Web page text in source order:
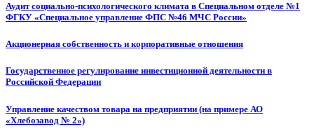
Аудит социально-психологического климата в Специальном отделе №1
ФГКУ «Специальное управление ФПС №46 МЧС России»
Акционерная собственность и корпоративные отношения
Государственное регулирование инвестиционной деятельности в
Российской Федерации
Управление качеством товара на предприятии (на примере АО
«Хлебозавод № 2»)